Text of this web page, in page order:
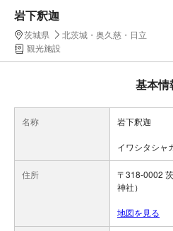
岩下釈迦
茨城県
北茨城・奥久慈・日立
観光施設
基本情
名称 岩下釈迦
イワシタシャ
住所
〒318-0002
神社）
地図を見る